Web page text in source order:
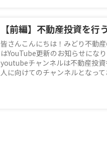
皆さんこんにちは！みどり不動
はYouTube更新のお知らせにな
youtubeチャンネルは不動産投資
人に向けてのチャンネルとなっ